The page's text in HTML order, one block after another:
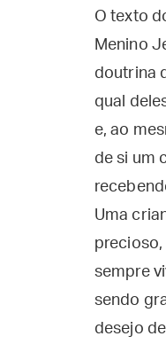
O texto
Menino
doutrina
qual
e, ao
de si um
Uma
precioso,
sempre
sendo
desejo